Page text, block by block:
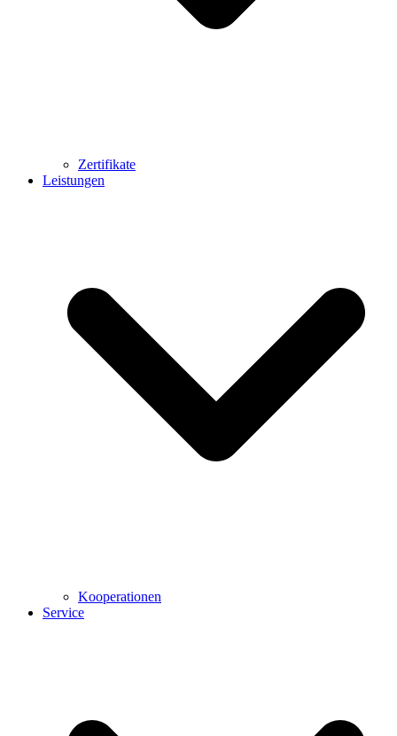
Zertifikate
Leistungen
Kooperationen
Service